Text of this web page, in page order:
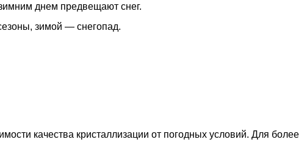
днем предвещают снег.
зимой — снегопад.
качества кристаллизации от погодных условий. Для более